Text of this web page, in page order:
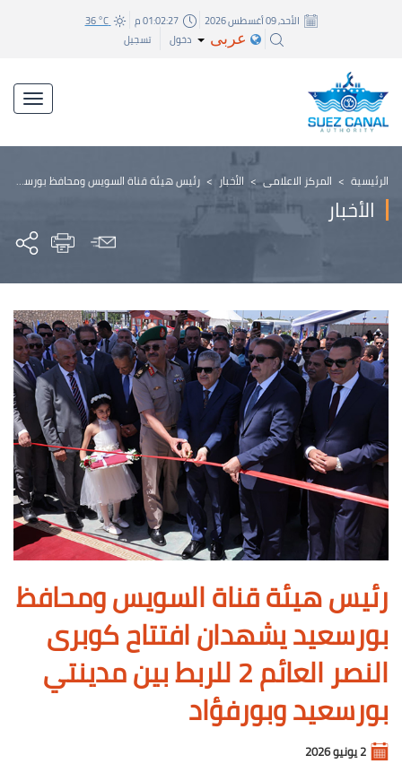
الأحد, 09 أغسطس 2026 01:02:28 م 36 °C
عربى دخول تسجيل
الرئيسية > المركز الاعلامي > الأخبار > رئيس هيئة قناة السويس ومحافظ بورسعيد يشهدان افتتاح كوبرى النصر العائم 2 للربط بين مدينتي بورسعيد وبورفؤاد
الأخبار
رئيس هيئة قناة السويس ومحافظ
بورسعيد يشهدان افتتاح كوبرى
النصر العائم 2 للربط بين مدينتي
بورسعيد وبورفؤاد
2 يونيو 2026